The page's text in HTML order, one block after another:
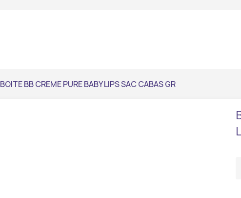
BOITE BB CREME PURE BABY LIPS SAC CABAS GR